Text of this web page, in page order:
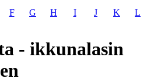
F G H I J K L
- ikkunalasin